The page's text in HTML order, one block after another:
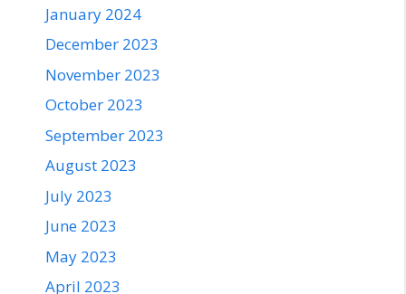
January 2024
December 2023
November 2023
October 2023
September 2023
August 2023
July 2023
June 2023
May 2023
April 2023